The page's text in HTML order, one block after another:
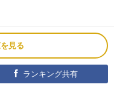
見る
ランキング共有